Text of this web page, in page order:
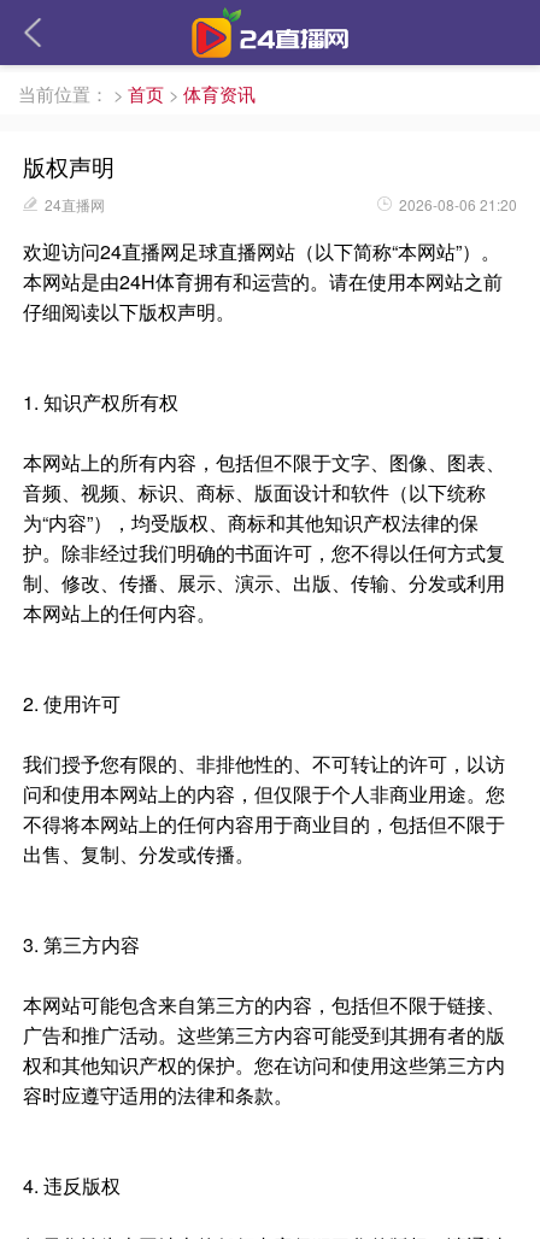
当前位置： > 首页 > 体育资讯
版权声明
24直播网 2026-08-06 21:20
欢迎访问24直播网足球直播网站（以下简称“本网站”）。
本网站是由24H体育拥有和运营的。请在使用本网站之前
仔细阅读以下版权声明。
1. 知识产权所有权
本网站上的所有内容，包括但不限于文字、图像、图表、
音频、视频、标识、商标、版面设计和软件（以下统称
为“内容”），均受版权、商标和其他知识产权法律的保
护。除非经过我们明确的书面许可，您不得以任何方式复
制、修改、传播、展示、演示、出版、传输、分发或利用
本网站上的任何内容。
2. 使用许可
我们授予您有限的、非排他性的、不可转让的许可，以访
问和使用本网站上的内容，但仅限于个人非商业用途。您
不得将本网站上的任何内容用于商业目的，包括但不限于
出售、复制、分发或传播。
3. 第三方内容
本网站可能包含来自第三方的内容，包括但不限于链接、
广告和推广活动。这些第三方内容可能受到其拥有者的版
权和其他知识产权的保护。您在访问和使用这些第三方内
容时应遵守适用的法律和条款。
4. 违反版权